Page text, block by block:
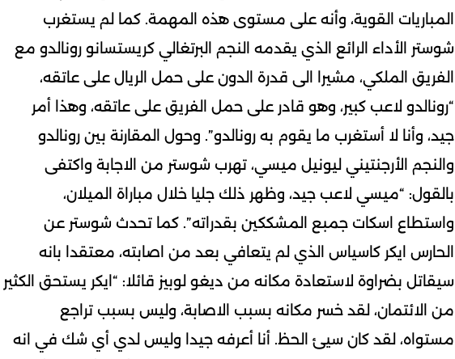
المباريات القوية، وأنه على مستوى هذه المهمة. كما لم يستغرب
شوستر الأداء الرائع الذي يقدمه النجم البرتغالي كريستسانو رونالدو مع
الفريق الملكي، مشيرا الى قدرة الدون على حمل الريال على عاتقه،
“رونالدو لاعب كبير، وهو قادر على حمل الفريق على عاتقه، وهذا أمر
جيد، وأنا لا أستغرب ما يقوم به رونالدو”. وحول المقارنة بين رونالدو
والنجم الأرجنتيني ليونيل ميسي، تهرب شوستر من الاجابة واكتفى
بالقول: “ميسي لاعب جيد، وظهر ذلك جليا خلال مباراة الميلان،
واستطاع اسكات جمبع المشككين بقدراته”. كما تحدث شوستر عن
الحارس ايكر كاسياس الذي لم يتعافي بعد من اصابته، معتقدا بانه
سيقاتل بضراوة لاستعادة مكانه من ديغو لوبيز قائلا: “ايكر يستحق الكثير
من الائتمان، لقد خسر مكانه بسبب الاصابة، وليس بسبب تراجع
مستواه، لقد كان سيئ الحظ. أنا أعرفه جيدا وليس لدي أي شك في انه